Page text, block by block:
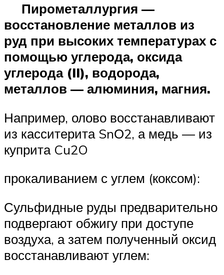
Пирометаллургия —
восстановление металлов из
руд при высоких температурах с
помощью углерода, оксида
углерода (II), водорода,
металлов — алюминия, магния.
Например, олово восстанавливают
из касситерита SnО2, а медь — из
куприта Cu2O
прокаливанием с углем (коксом):
Сульфидные руды предварительно
подвергают обжигу при доступе
воздуха, а затем полученный оксид
восстанавливают углем: